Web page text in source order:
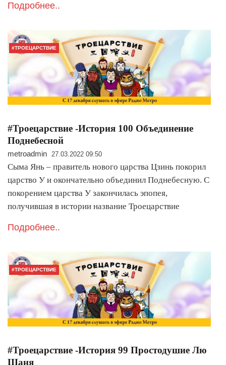
Подробнее..
#ТРОЕЦАРСТВИЕ
#Троецарствие -История 100 Объединение
Поднебесной
metroadmin 27.03.2022 09:50
Сыма Янь – правитель нового царства Цзинь покорил
царство У и окончательно объединил Поднебесную. С
покорением царства У закончилась эпопея,
получившая в истории название Троецарствие
Подробнее..
#ТРОЕЦАРСТВИЕ
#Троецарствие -История 99 Простодушие Лю
Шаня